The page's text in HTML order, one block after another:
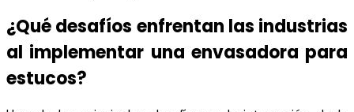
¿Qué desafíos enfrentan las industrias
al implementar una envasadora para
estucos?